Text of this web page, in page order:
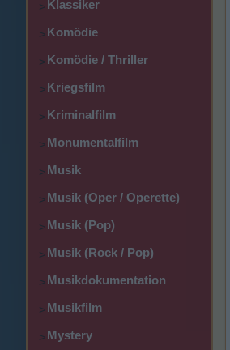
>Klassiker
>Komödie
>Komödie / Thriller
>Kriegsfilm
>Kriminalfilm
>Monumentalfilm
>Musik
>Musik (Oper / Operette)
>Musik (Pop)
>Musik (Rock / Pop)
>Musikdokumentation
>Musikfilm
>Mystery